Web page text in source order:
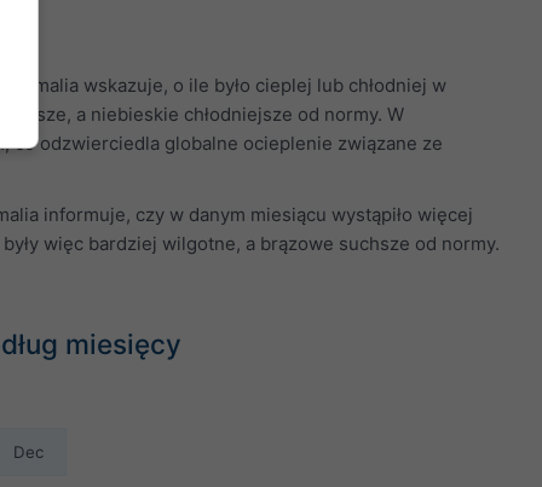
wskazuje, o ile było cieplej lub chłodniej w
a niebieskie chłodniejsze od normy. W
co odzwierciedla globalne ocieplenie związane ze
informuje, czy w danym miesiącu wystąpiło więcej
więc bardziej wilgotne, a brązowe suchsze od normy.
miesięcy
Dec